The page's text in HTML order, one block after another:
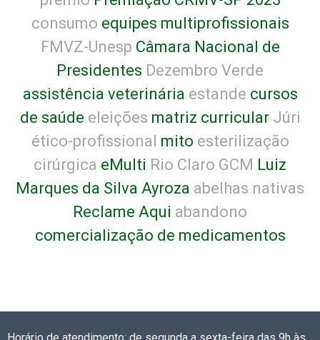
consumo equipes multiprofissionais
FMVZ-Unesp Câmara Nacional de
Presidentes Dezembro Verde
assistência veterinária estande cursos
de saúde eleições matriz curricularJúri
ético-profissional mito esterilização
cirúrgica eMulti Rio Claro GCM Luiz
Marques da Silva Ayroza abelhas nativas
Reclame Aqui abandono
comercialização de medicamentos